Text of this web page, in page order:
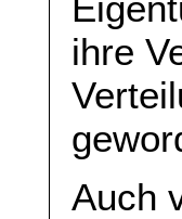
ihre
Auch